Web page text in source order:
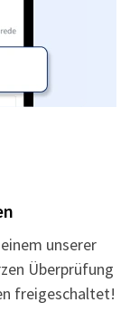
unserer
Überprüfung
freigeschaltet!